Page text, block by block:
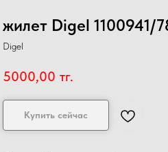
жилет Digel 1100941/
Digel
5000,00 тг.
Купить сейчас